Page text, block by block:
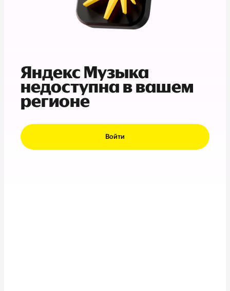
Яндекс Музыка
недоступна в вашем
регионе
Войти